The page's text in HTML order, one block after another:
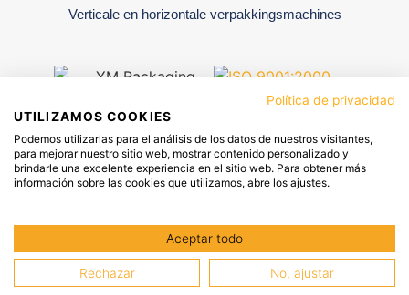
Verticale en horizontale verpakkingsmachines
PRIVACYBELEIDCOOKIES BELEID
Nederlands
Política de privacidad
UTILIZAMOS COOKIES
Podemos utilizarlas para el análisis de los datos de nuestros visitantes,
para mejorar nuestro sitio web, mostrar contenido personalizado y
brindarle una excelente experiencia en el sitio web. Para obtener más
información sobre las cookies que utilizamos, abre los ajustes.
Aceptar todo
Rechazar No, ajustar